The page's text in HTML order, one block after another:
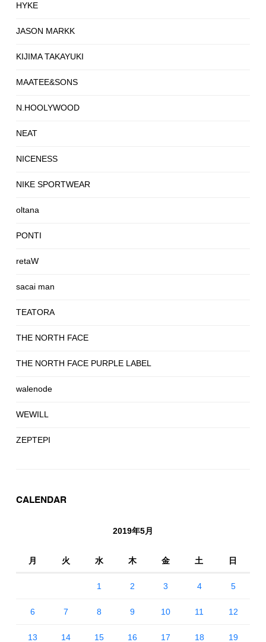
HYKE
JASON MARKK
KIJIMA TAKAYUKI
MAATEE&SONS
N.HOOLYWOOD
NEAT
NICENESS
NIKE SPORTWEAR
oltana
PONTI
retaW
sacai man
TEATORA
THE NORTH FACE
THE NORTH FACE PURPLE LABEL
walenode
WEWILL
ZEPTEPI
CALENDAR
2019年5月
月 火 水 木 金 土 日
1 2 3 4 5
6 7 8 9 10 11 12
13 14 15 16 17 18 19